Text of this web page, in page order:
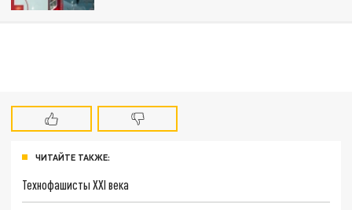
ЧИТАЙТЕ ТАКЖЕ:
Технофашисты XXI века